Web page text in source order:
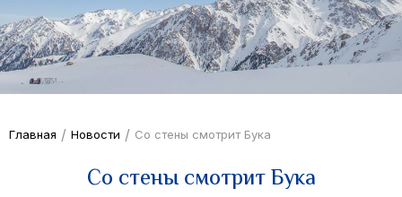
Главная / Новости / Со стены смотрит Бука
Со стены смотрит Бука